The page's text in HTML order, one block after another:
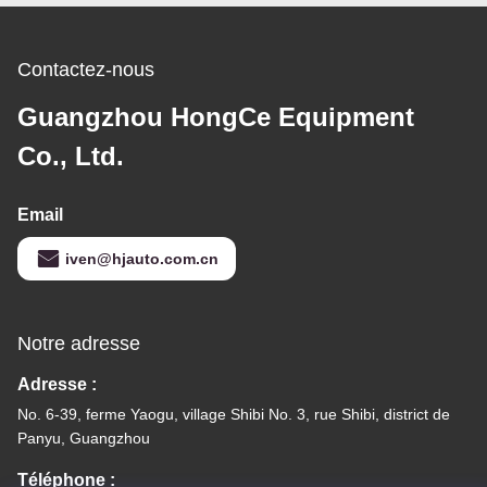
| Système d'essai
Contactez-nous
Guangzhou HongCe Equipment
Co., Ltd.
Email
iven@hjauto.com.cn
Notre adresse
Adresse :
No. 6-39, ferme Yaogu, village Shibi No. 3, rue Shibi, district de
Panyu, Guangzhou
Téléphone :